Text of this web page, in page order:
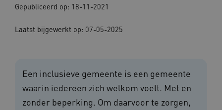
Gepubliceerd op: 18-11-2021
Laatst bijgewerkt op: 07-05-2025
Een inclusieve gemeente is een gemeente
waarin iedereen zich welkom voelt. Met en
zonder beperking. Om daarvoor te zorgen,